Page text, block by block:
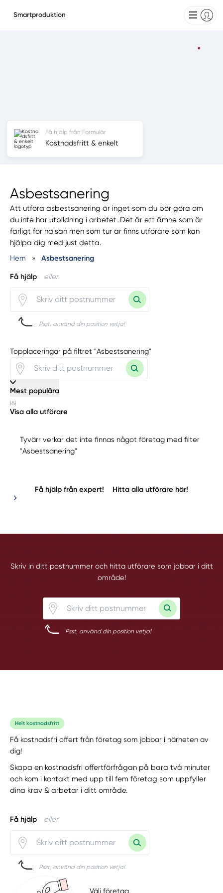
Smartproduktion
Asbestsanering
Att utföra asbestsanering är inget som du bör göra om
du inte har utbildning i arbetet. Det är ett ämne som är
farligt för hälsan men som tur är finns utförare som kan
hjälpa dig med just detta.
Hem
» Asbestsanering
Få hjälp eller
Psst, använd din position vetja!
Få hjälp från Formulär
Kostnadsfritt & enkelt
Topplaceringar på filtret "Asbestsanering"
Mest populära
Visa alla utförare
Tyvärr verkar det inte finnas något företag med filter
"Asbestsanering"
Få hjälp från expert! Hitta alla utförare här!
Skriv in ditt postnummer och hitta utförare som jobbar i ditt
område!
Psst, använd din position vetja!
Helt kostnadsfritt
Få kostnadsfri offert från företag som jobbar i närheten av
dig!
Skapa en kostnadsfri offertförfrågan på bara två minuter
och kom i kontakt med upp till fem företag som uppfyller
dina krav & arbetar i ditt område.
Få hjälp eller
Psst, använd din position vetja!
Välj företag